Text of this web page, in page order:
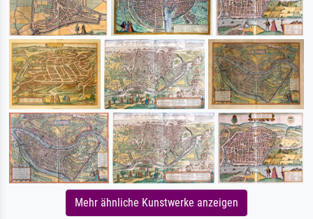
Mehr ähnliche Kunstwerke anzeigen